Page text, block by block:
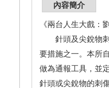
內容簡介
《兩台人生大戲：
針頭及尖銳物刺
要措施之一。本所
做為通報工具，並
針頭或尖銳物的刺